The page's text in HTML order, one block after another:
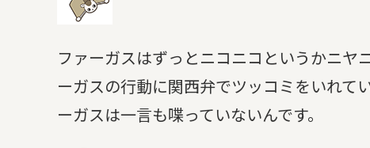
ファーガスはずっとニコニコというかニヤ
ーガスの行動に関西弁でツッコミをいれて
ーガスは一言も喋っていないんです。